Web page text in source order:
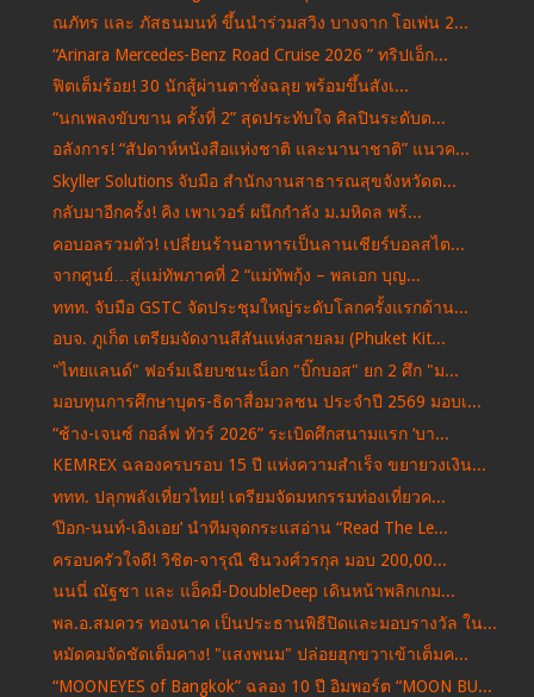
ณภัทร และ ภัสธนมนท์ ขึ้นนำร่วมสวิง บางจาก โอเพ่น 2...
“Arinara Mercedes-Benz Road Cruise 2026 ” ทริปเอ็ก...
ฟิตเต็มร้อย! 30 นักสู้ผ่านตาชั่งฉลุย พร้อมขึ้นสังเ...
“นกเพลงขับขาน ครั้งที่ 2” สุดประทับใจ ศิลปินระดับต...
อลังการ! “สัปดาห์หนังสือแห่งชาติ และนานาชาติ” แนวค...
Skyller Solutions จับมือ สำนักงานสาธารณสุขจังหวัดต...
กลับมาอีกครั้ง! คิง เพาเวอร์ ผนึกกำลัง ม.มหิดล พร้...
คอบอลรวมตัว! เปลี่ยนร้านอาหารเป็นลานเชียร์บอลสไต...
จากศูนย์…สู่แม่ทัพภาคที่ 2 “แม่ทัพกุ้ง – พลเอก บุญ...
ททท. จับมือ GSTC จัดประชุมใหญ่ระดับโลกครั้งแรกด้าน...
อบจ. ภูเก็ต เตรียมจัดงานสีสันแห่งสายลม (Phuket Kit...
"ไทยแลนด์" ฟอร์มเฉียบชนะน็อก "บิ๊กบอส" ยก 2 ศึก "ม...
มอบทุนการศึกษาบุตร-ธิดาสื่อมวลชน ประจำปี 2569 มอบเ...
“ช้าง-เจนซ์ กอล์ฟ ทัวร์ 2026” ระเบิดศึกสนามแรก ‘บา...
KEMREX ฉลองครบรอบ 15 ปี แห่งความสำเร็จ ขยายวงเงิน...
ททท. ปลุกพลังเที่ยวไทย! เตรียมจัดมหกรรมท่องเที่ยวค...
‘ป๊อก-นนท์-เอิงเอย’ นำทีมจุดกระแสอ่าน “Read The Le...
ครอบครัวใจดี! วิชิต-จารุณี ชินวงศ์วรกุล มอบ 200,00...
นนนี่ ณัฐชา และ แอ็คมี่-DoubleDeep เดินหน้าพลิกเกม...
พล.อ.สมควร ทองนาค เป็นประธานพิธีปิดและมอบรางวัล ใน...
หมัดคมจัดชัดเต็มคาง! "แสงพนม" ปล่อยฮุกขวาเข้าเต็มค...
“MOONEYES of Bangkok” ฉลอง 10 ปี อิมพอร์ต “MOON BU...